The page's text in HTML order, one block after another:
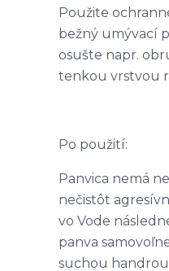
Použite
bežný umývací
osušte napr.
tenkou vrstvou
Po použití:
Panvica nemá
nečistôt
vo Vode
panva
suchou